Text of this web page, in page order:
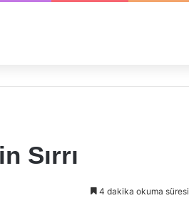
Sırrı
4 dakika okuma süresi